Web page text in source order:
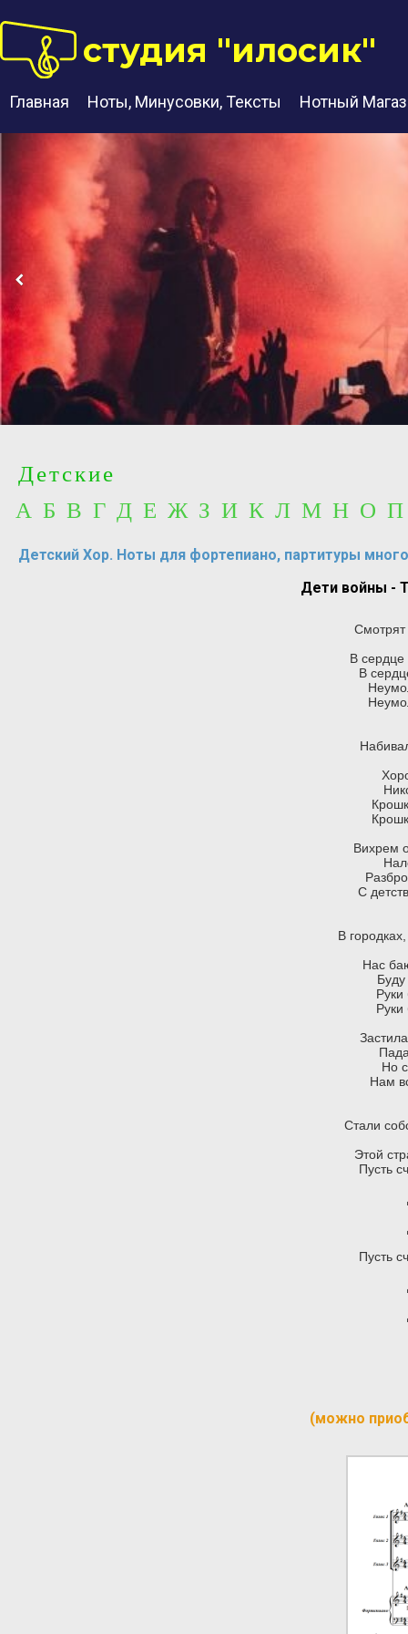
Главная Ноты, Минусовки, Тексты Нотный
студия "илосик"
А Б В Г Д Е Ж З И К Л М Н О
Детские
Детский Хор. Ноты для фортепиано, партитуры
Дети войны -
Смотрят
В сердце
В
Вихрем
С
В
Нас
Руки
Руки
Но
Нам
Стали
Этой
Пусть
Пусть
(можно